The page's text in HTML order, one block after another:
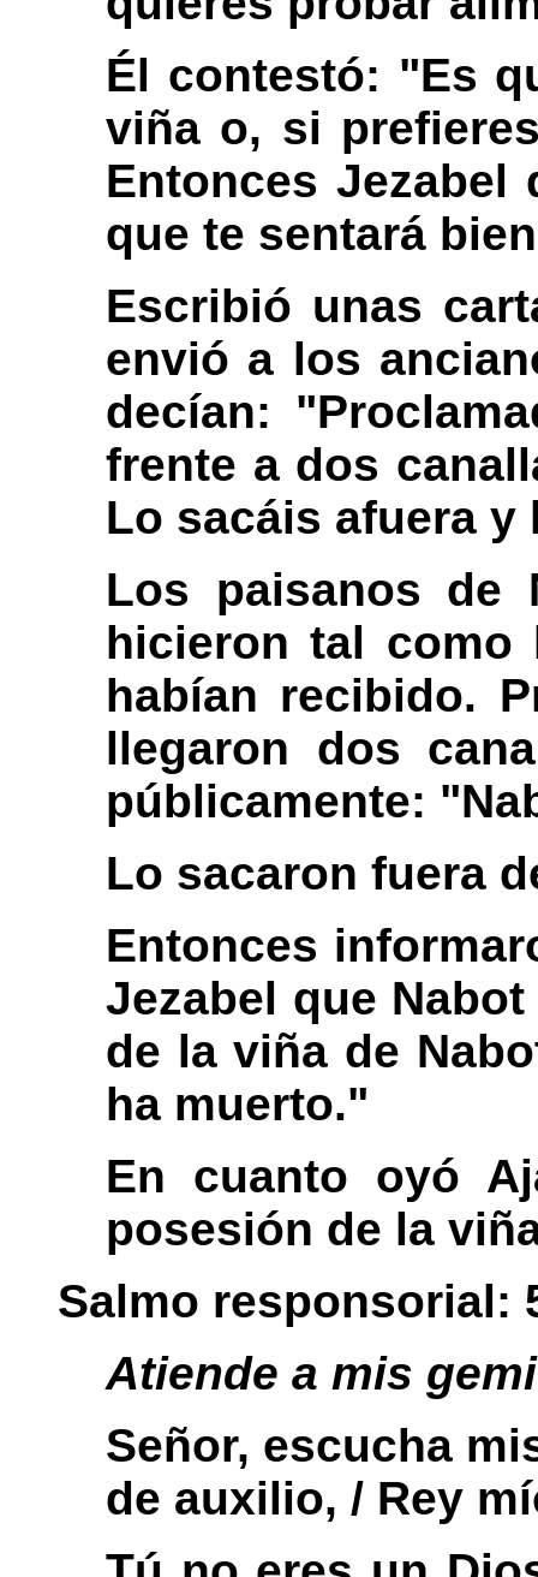
Él contestó: "Es
viña o, si
Entonces Jezabel
que te sentará
Escribió unas
envió a los
decían:
frente a dos
Lo sacáis afuera y
Los paisanos de
hicieron tal como
habían recibido.
llegaron dos
públicamente:
Lo sacaron fuera
Entonces
Jezabel que
de la viña de
ha muerto."
En cuanto oyó
posesión de la
Salmo responsorial:
Atiende a mis
Señor, escucha
de auxilio, / Rey